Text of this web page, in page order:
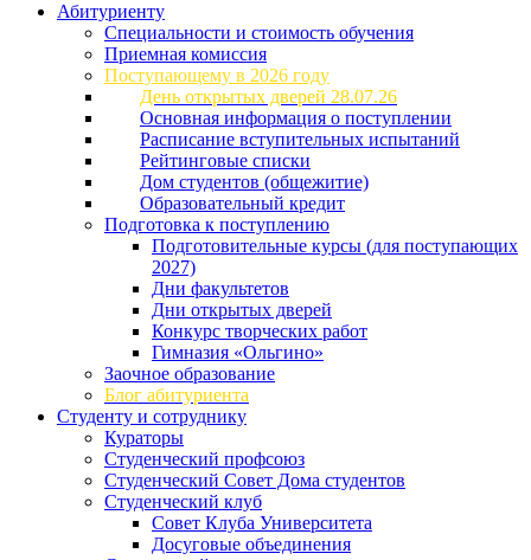
Абитуриенту
Специальности и стоимость обучения
Приемная комиссия
Поступающему в 2026 году
День открытых дверей 28.07.26
Основная информация о поступлении
Расписание вступительных испытаний
Рейтинговые списки
Дом студентов (общежитие)
Образовательный кредит
Подготовка к поступлению
Подготовительные курсы (для поступающих
2027)
Дни факультетов
Дни открытых дверей
Конкурс творческих работ
Гимназия «Ольгино»
Заочное образование
Блог абитуриента
Студенту и сотруднику
Кураторы
Студенческий профсоюз
Студенческий Совет Дома студентов
Студенческий клуб
Совет Клуба Университета
Досуговые объединения